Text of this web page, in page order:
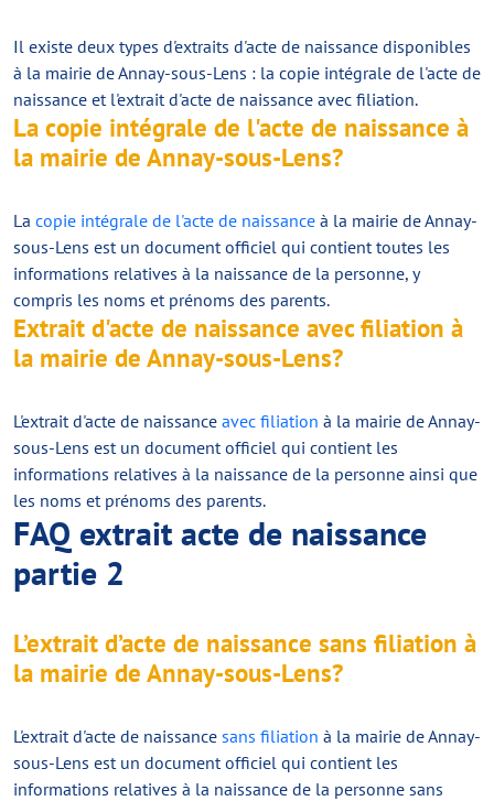
Il existe deux types d'extraits d'acte de naissance disponibles
à la mairie de Annay-sous-Lens : la copie intégrale de l'acte de
naissance et l'extrait d'acte de naissance avec filiation.
La copie intégrale de l'acte de naissance à
la mairie de Annay-sous-Lens?
La copie intégrale de l'acte de naissance à la mairie de Annay-
sous-Lens est un document officiel qui contient toutes les
informations relatives à la naissance de la personne, y
compris les noms et prénoms des parents.
Extrait d'acte de naissance avec filiation à
la mairie de Annay-sous-Lens?
L'extrait d'acte de naissance avec filiation à la mairie de Annay-
sous-Lens est un document officiel qui contient les
informations relatives à la naissance de la personne ainsi que
les noms et prénoms des parents.
FAQ extrait acte de naissance
partie 2
L’extrait d’acte de naissance sans filiation à
la mairie de Annay-sous-Lens?
L'extrait d'acte de naissance sans filiation à la mairie de Annay-
sous-Lens est un document officiel qui contient les
informations relatives à la naissance de la personne sans